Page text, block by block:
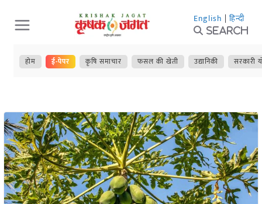
Skip
to
content
English | हिन्दी
Search
होम ई-पेपर कृषि समाचार फसल की खेती उद्यानिकी सरकारी